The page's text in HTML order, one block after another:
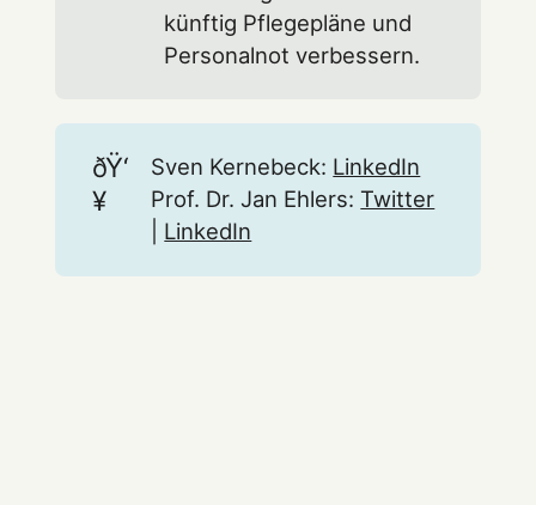
künftig Pflegepläne und
Personalnot verbessern.
ðŸ‘
¥
Sven Kernebeck: LinkedIn
Prof. Dr. Jan Ehlers: Twitter
LinkedIn